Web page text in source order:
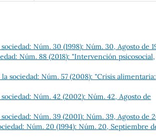
Núm. 30 (1998): Núm. 30, Agosto de
Núm. 88 (2018): "Intervención psicosocial,
sociedad: Núm. 57 (2008): "Crisis alimentaria:
Núm. 42 (2002): Núm. 42, Agosto de
Núm. 39 (2001): Núm. 39, Agosto de
Núm. 20 (1994): Núm. 20, Septiembre